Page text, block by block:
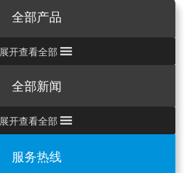
全部产品
展开查看全部
全部新闻
展开查看全部
服务热线